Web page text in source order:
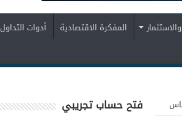
المفكرة الاقتصادية
أدوات التداول
فتح حساب تجريبي